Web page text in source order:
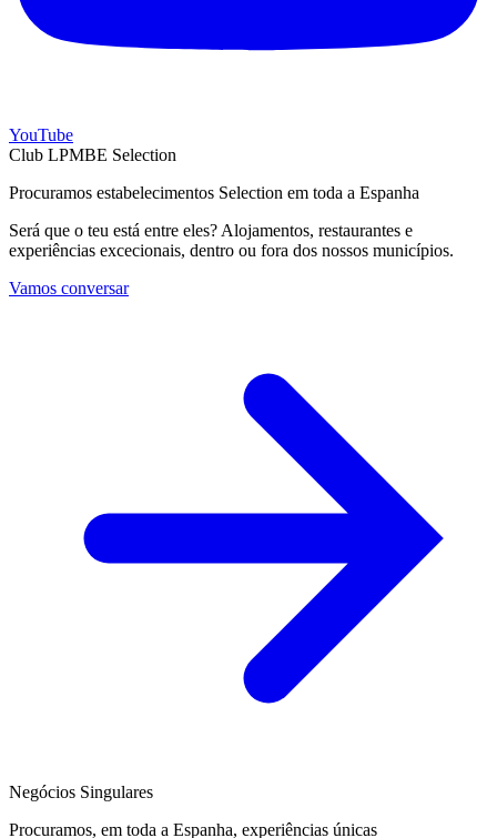
YouTube
Club LPMBE Selection
Procuramos estabelecimentos Selection em toda a Espanha
Será que o teu está entre eles? Alojamentos, restaurantes e
experiências excecionais, dentro ou fora dos nossos municípios.
Vamos conversar
Negócios Singulares
Procuramos, em toda a Espanha, experiências únicas